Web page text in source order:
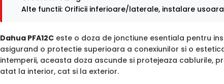
Alte functii: Orificii inferioare/laterale, instalare usoara
Dahua PFA12C este o doza de jonctiune esentiala pentru
asigurand o protectie superioara a conexiunilor si o
intemperii, aceasta doza ascunde si protejeaza cablurile,
atat la interior, cat si la exterior.